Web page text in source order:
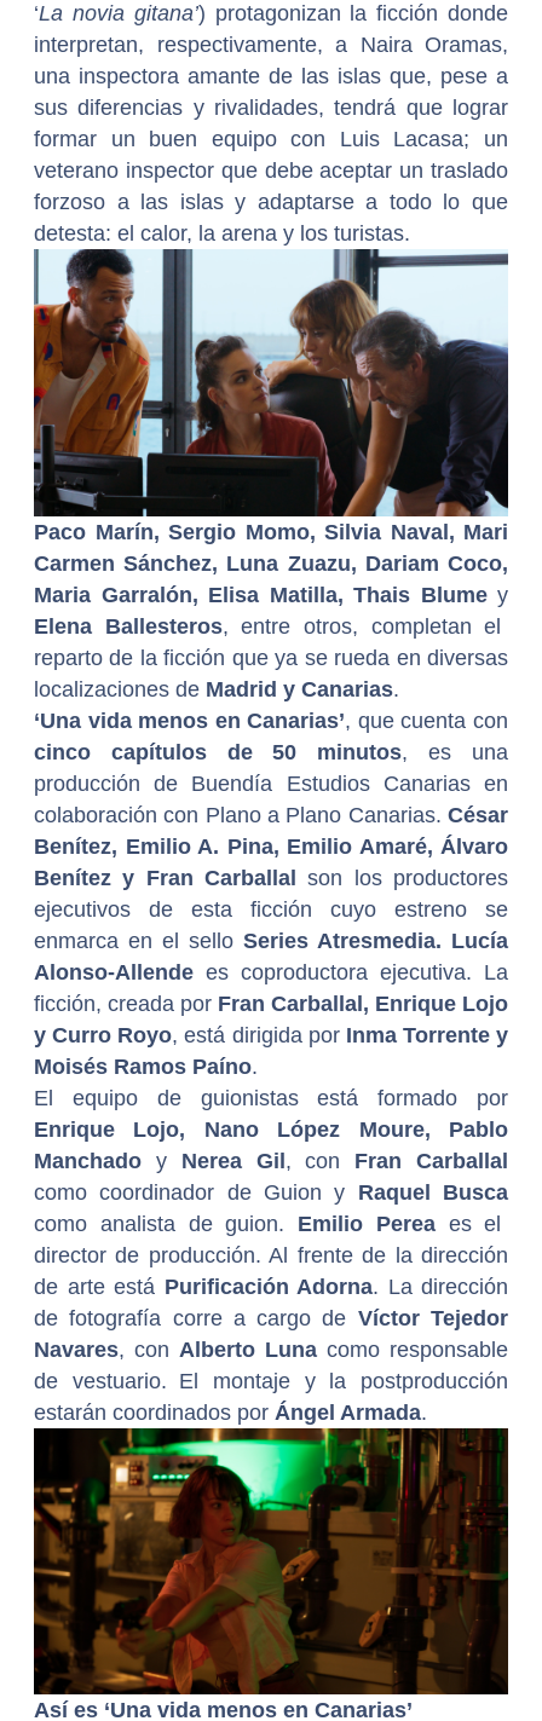
‘La novia gitana’) protagonizan la ficción donde
interpretan, respectivamente, a Naira Oramas,
una inspectora amante de las islas que, pese a
sus diferencias y rivalidades, tendrá que lograr
formar un buen equipo con Luis Lacasa; un
veterano inspector que debe aceptar un traslado
forzoso a las islas y adaptarse a todo lo que
detesta: el calor, la arena y los turistas.
Paco Marín, Sergio Momo, Silvia Naval, Mari
Carmen Sánchez, Luna Zuazu, Dariam Coco,
Maria Garralón, Elisa Matilla, Thais Blume y
Elena Ballesteros, entre otros, completan el
reparto de la ficción que ya se rueda en diversas
localizaciones de Madrid y Canarias.
‘Una vida menos en Canarias’, que cuenta con
cinco capítulos de 50 minutos, es una
producción de Buendía Estudios Canarias en
colaboración con Plano a Plano Canarias. César
Benítez, Emilio A. Pina, Emilio Amaré, Álvaro
Benítez y Fran Carballalson los productores
ejecutivos de esta ficción cuyo estreno se
enmarca en el sello Series Atresmedia. Lucía
Alonso-Allende es coproductora ejecutiva. La
ficción, creada por Fran Carballal, Enrique Lojo
y Curro Royo, está dirigida por Inma Torrente y
Moisés Ramos Paíno.
El equipo de guionistas está formado por
Enrique Lojo, Nano López Moure, Pablo
Manchado yNerea Gil, con Fran Carballal
como coordinador de Guion y Raquel Busca
como analista de guion. Emilio Pereaes el
director de producción. Al frente de la dirección
de arte está Purificación Adorna. La dirección
de fotografía corre a cargo de Víctor Tejedor
Navares, con Alberto Luna como responsable
de vestuario. El montaje y la postproducción
estarán coordinados por Ángel Armada.
Así es ‘Una vida menos en Canarias’